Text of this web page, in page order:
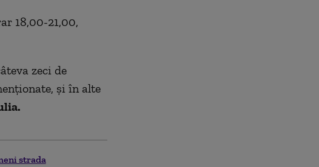
18,00-21,00,
zeci de
și în alte
strada